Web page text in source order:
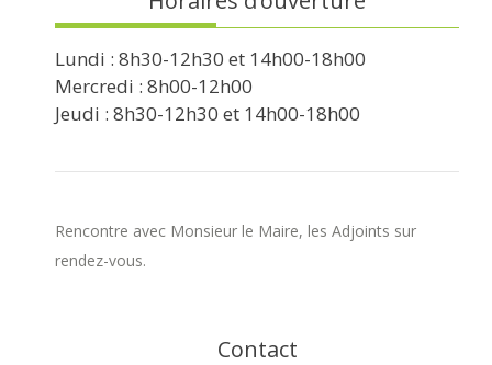
Lundi : 8h30-12h30 et 14h00-18h00
Mercredi : 8h00-12h00
Jeudi : 8h30-12h30 et 14h00-18h00
Rencontre avec Monsieur le Maire, les Adjoints sur
rendez-vous.
Contact